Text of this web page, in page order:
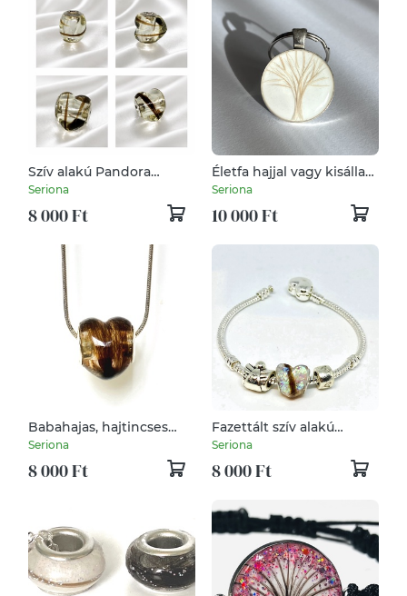
Szív alakú Pandora
tipusú gyöngy,
emlékőr
Seriona
8 000 Ft
Életfa hajjal vagy kisállat
szőrrel készült kulstartó
Seriona
10 000 Ft
Babahajas, hajtincses
emlékőr karlánc
Seriona
8 000 Ft
Fazettált szív alakú
Pandora tipusú gyöngy,
emlékőr
Seriona
8 000 Ft